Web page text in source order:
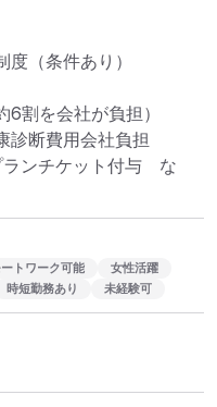
（条件あり）
割を会社が負担）
診断費用会社負担
ンチケット付与　な
ートワーク可能
女性活躍
時短勤務あり 未経験可